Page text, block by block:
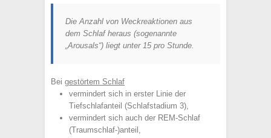
Die Anzahl von Weckreaktionen aus
dem Schlaf heraus (sogenannte
„Arousals“) liegt unter 15 pro Stunde.
Bei gestörtem Schlaf
vermindert sich in erster Linie der
Tiefschlafanteil (Schlafstadium 3),
vermindert sich auch der REM-Schlaf
(Traumschlaf-)anteil,